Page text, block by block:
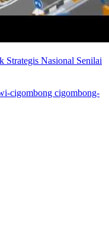
Nasional Senilai
cigombong cigombong-